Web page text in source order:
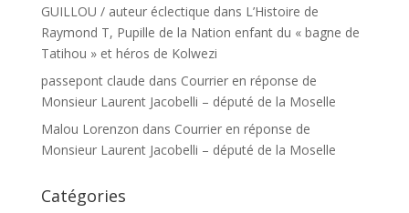
GUILLOU / auteur éclectique dans L’Histoire de
Raymond T, Pupille de la Nation enfant du « bagne de
Tatihou » et héros de Kolwezi
passepont claude dans Courrier en réponse de
Monsieur Laurent Jacobelli – député de la Moselle
Malou Lorenzon dans Courrier en réponse de
Monsieur Laurent Jacobelli – député de la Moselle
Catégories